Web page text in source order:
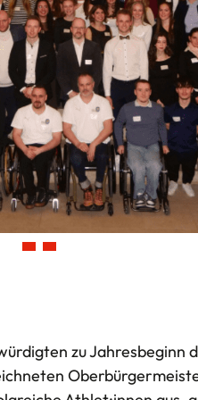
zu Jahresbeginn